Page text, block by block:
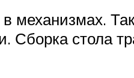
механизмах.
Сборка